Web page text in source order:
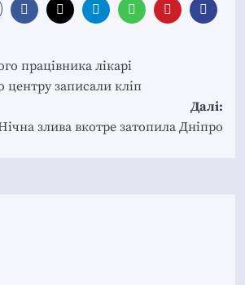
працівника лікарі
центру записали кліп
Далі:
злива вкотре затопила Дніпро